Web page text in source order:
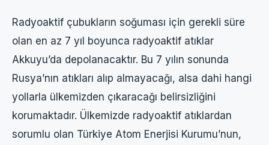
Radyoaktif çubukların soğuması için gerekli süre
olan en az 7 yıl boyunca radyoaktif atıklar
Akkuyu’da depolanacaktır. Bu 7 yılın sonunda
Rusya’nın atıkları alıp almayacağı, alsa dahi hangi
yollarla ülkemizden çıkaracağı belirsizliğini
korumaktadır. Ülkemizde radyoaktif atıklardan
sorumlu olan Türkiye Atom Enerjisi Kurumu’nun,